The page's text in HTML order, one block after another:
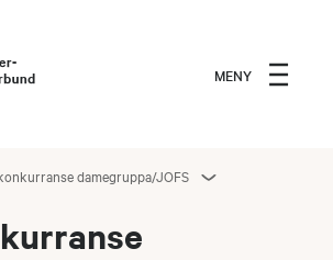
MENY
damegruppa/JOFS